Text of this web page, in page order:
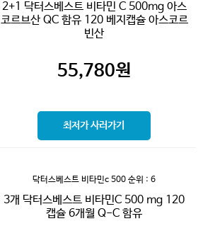
2+1 닥터스베스트 비타민 C 500mg 아스
코르브산 QC 함유 120 베지캡슐 아스코르
빈산
55,780원
최저가 사러가기
닥터스베스트 비타민c 500 순위 : 6
3개 닥터스베스트 비타민C 500 mg 120
캡슐 6개월 Q-C 함유